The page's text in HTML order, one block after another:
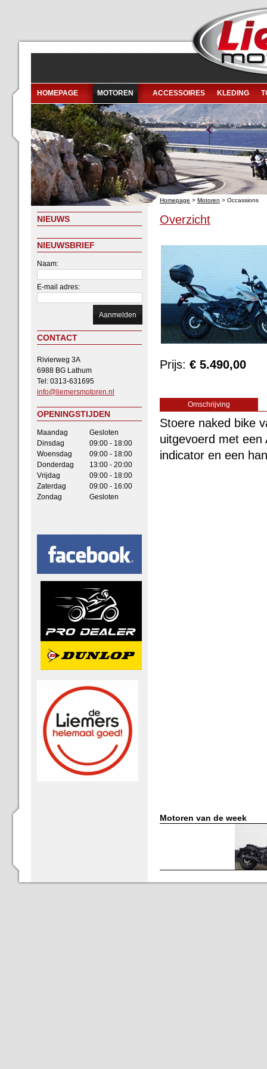
NIEUWS
NIEUWSBRIEF
Naam:
E-mail adres:
CONTACT
Rivierweg 3A
6988 BG Lathum
Tel: 0313-631695
info@liemersmotoren.nl
OPENINGSTIJDEN
Maandag
Gesloten
Dinsdag
09:00 - 18:00
Woensdag
09:00 - 18:00
Donderdag
13:00 - 20:00
Vrijdag
09:00 - 18:00
Zaterdag
09:00 - 16:00
Zondag
Gesloten
Overzicht
Prijs: € 5.490,00
Omschrijving
Stoere naked bike
uitgevoerd met een
indicator en een
Motoren van de week
Homepage > Motoren > Occassions
HOMEPAGE MOTOREN ACCESSOIRES KLEDING